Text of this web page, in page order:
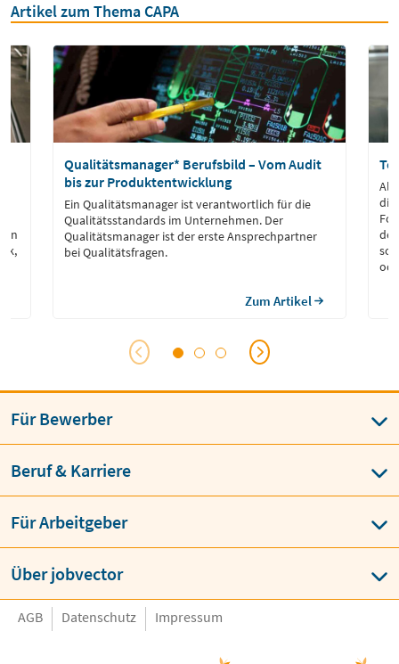
Artikel zum Thema CAPA
in
Qualitätsmanager* Berufsbild – Vom Audit
bis zur Produktentwicklung
Ein Qualitätsmanager ist verantwortlich für die
Qualitätsstandards im Unternehmen. Der
Qualitätsmanager ist der erste Ansprechpartner
bei Qualitätsfragen.
Zum Artikel
Als
die
Für Bewerber
Beruf & Karriere
Für Arbeitgeber
Über jobvector
AGB Datenschutz Impressum